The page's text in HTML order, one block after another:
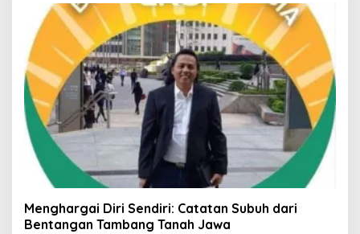
Menghargai Diri Sendiri: Catatan Subuh dari
Bentangan Tambang Tanah Jawa